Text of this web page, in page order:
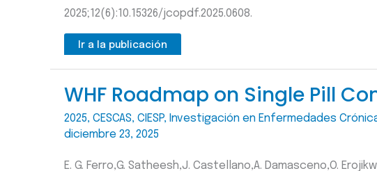
2025;12(6):10.15326/jcopdf.2025.0608.
Ir a la publicación
WHF Roadmap on Single Pill
2025, CESCAS, CIESP, Investigación en Enfermedades
diciembre 23, 2025
E. G. Ferro,G. Satheesh,J. Castellano,A. Damasceno,O.